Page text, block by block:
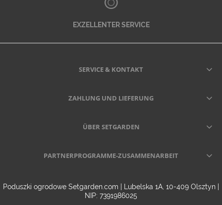
EXZELLENTER SERVICE
SERVICE & KONTAKT
ZAHLUNG UND LIEFERUNG
ÜBER SETGARDEN
PARTNERPROGRAMME-ZUSAMMENARBEIT
Poduszki ogrodowe Setgarden.com | Lubelska 1A, 10-409 Olsztyn |
NIP: 7391986025